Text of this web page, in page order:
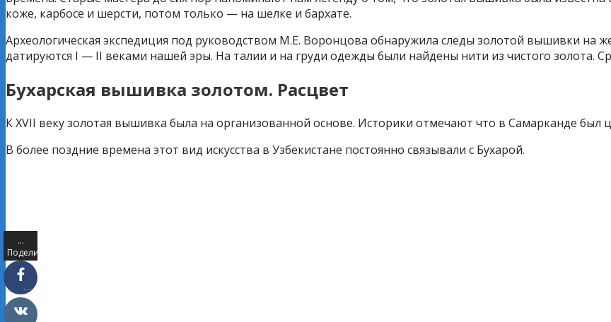
коже, карбосе и шерсти, потом только — на шелке и бархате.
Археологическая экспедиция под руководством М.Е. Воронцова обнаружила следы золотой вышивки на
датируются I — II веками нашей эры. На талии и на груди одежды были найдены нити из чистого золота.
Бухарская вышивка золотом. Расцвет
К XVII веку золотая вышивка была на организованной основе. Историки отмечают что в Самарканде
В более поздние времена этот вид искусства в Узбекистане постоянно связывали с Бухарой.
…
Поделились